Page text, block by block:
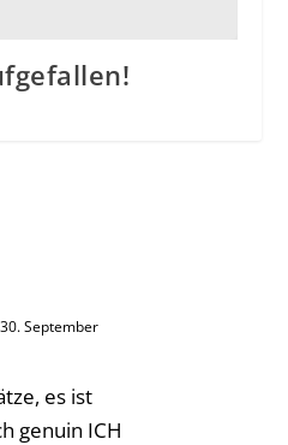
September
es ist
genuin ICH